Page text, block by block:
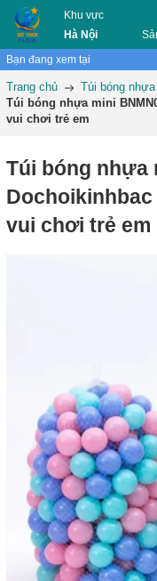
Khu vực
Hà Nội
Bạn đang xem tại
Trang chủ
Túi bóng
Túi bóng nhựa mini
vui chơi trẻ em
Túi bóng nhựa
vui chơi trẻ em